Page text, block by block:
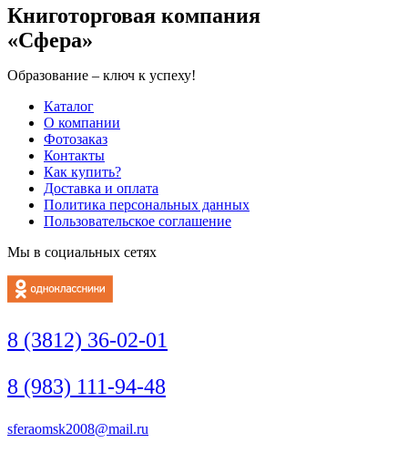
Книготорговая компания
«Сфера»
Образование – ключ к успеху!
Каталог
О компании
Фотозаказ
Контакты
Как купить?
Доставка и оплата
Политика персональных данных
Пользовательское соглашение
Мы в социальных сетях
8 (3812) 36-02-01
8 (983) 111-94-48
sferaomsk2008@mail.ru